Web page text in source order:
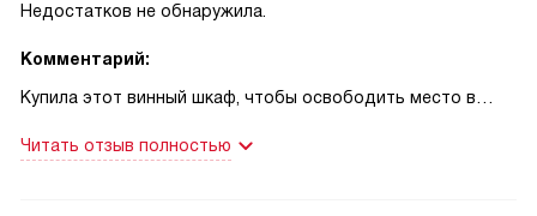
Недостатков не обнаружила.
Комментарий:
Купила этот винный шкаф, чтобы освободить место в
очень довольна. Сразу привлек лаконичный черный фасад
Читать отзыв полностью